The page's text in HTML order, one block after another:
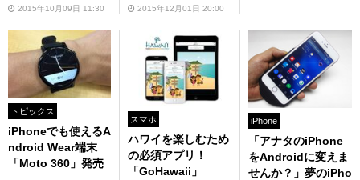
2015年10月09日 11:30 2015年12月01日 20:00
トピックス
iPhoneでも使えるA
ndroid Wear端末
「Moto 360」発売
スマホ
ハワイを楽しむため
の必須アプリ！
「GoHawaii」
iPhone
「アナタのiPhone
をAndroidに変えま
せんか？」夢のiPho